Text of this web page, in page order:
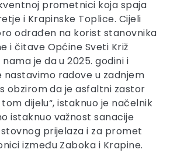
prometnici koja spaja
i Krapinske Toplice. Cijeli
odrađen na korist stanovnika
i čitave Općine Sveti Križ
je da u 2025. godini i
nastavimo radove u zadnjem
obzirom da je asfaltni zastor
dijelu“, istaknuo je načelnik
istaknuo važnost sanacije
prijelaza i za promet
između Zaboka i Krapine.